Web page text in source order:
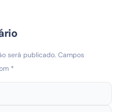
será publicado. Campos
*